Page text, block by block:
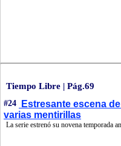
Tiempo Libre | Pág.69
#24
Estresante escena
varias mentirillas
La serie estrenó su novena temporada